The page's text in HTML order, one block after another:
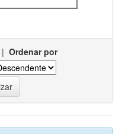
| Ordenar por